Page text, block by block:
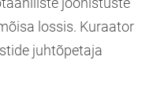
lossis. Kuraator
juhtõpetaja